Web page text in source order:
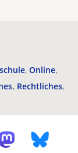
Online
Rechtliches